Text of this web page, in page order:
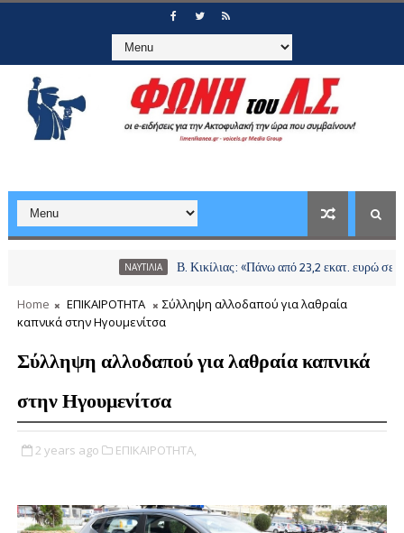
Β. Κικίλιας: «Πάνω από 23,2 εκατ. ευρώ σε
Home ΕΠΙΚΑΙΡΟΤΗΤΑ
Σύλληψη αλλοδαπού για λαθραία
καπνικά στην Ηγουμενίτσα
Σύλληψη αλλοδαπού για λαθραία καπνικά
στην Ηγουμενίτσα
2 years ago ΕΠΙΚΑΙΡΟΤΗΤΑ,